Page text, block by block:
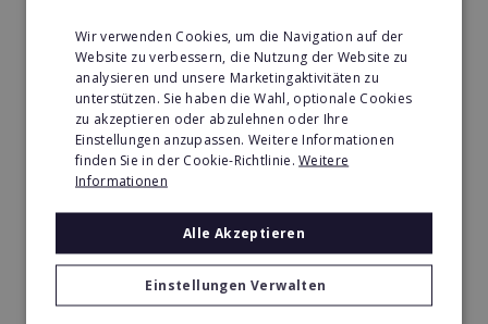
Körperformen - Erfolg mit medizinisch erprobtem
EMS-Equipment. Hier mehr erfahren
Min. Eigenkapital:
5.000€
Wir verwenden Cookies, um die Navigation auf der
Website zu verbessern, die Nutzung der Website zu
analysieren und unsere Marketingaktivitäten zu
unterstützen. Sie haben die Wahl, optionale Cookies
zu akzeptieren oder abzulehnen oder Ihre
Einstellungen anzupassen. Weitere Informationen
finden Sie in der Cookie-Richtlinie.Weitere
Informationen
Alle Akzeptieren
Einstellungen Verwalten